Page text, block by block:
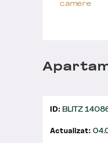
camere
ID: BLITZ
Actualizat: